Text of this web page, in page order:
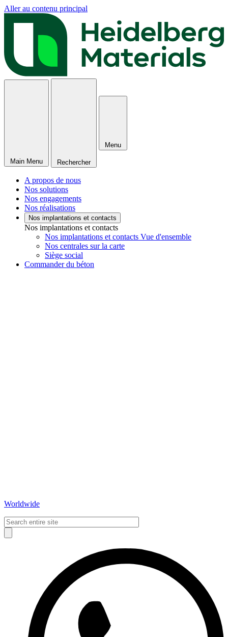
Aller au contenu principal
Main Menu Rechercher
Menu
A propos de nous
Nos solutions
Nos engagements
Nos réalisations
Nos implantations et contacts
Nos implantations et contacts
Nos implantations et contacts Vue d'ensemble
Nos centrales sur la carte
Siège social
Commander du béton
Worldwide